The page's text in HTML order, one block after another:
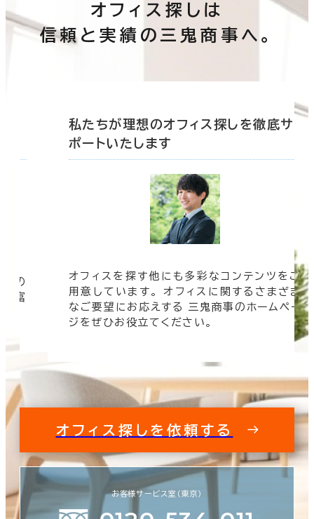
オフィス探しは
信頼と実績の三鬼商事へ。
が理想のオフィス探しを徹底サ
いたします
スを探す他にも多彩なコンテンツをご
ています。 オフィスに関するさまざま
望にお応えする 三鬼商事のホームペー
ひお役立てください。
私たちが
オフィスビ
時は三鬼商
速く、より
オフィス探しを依頼する
お客様サービス室（東京）